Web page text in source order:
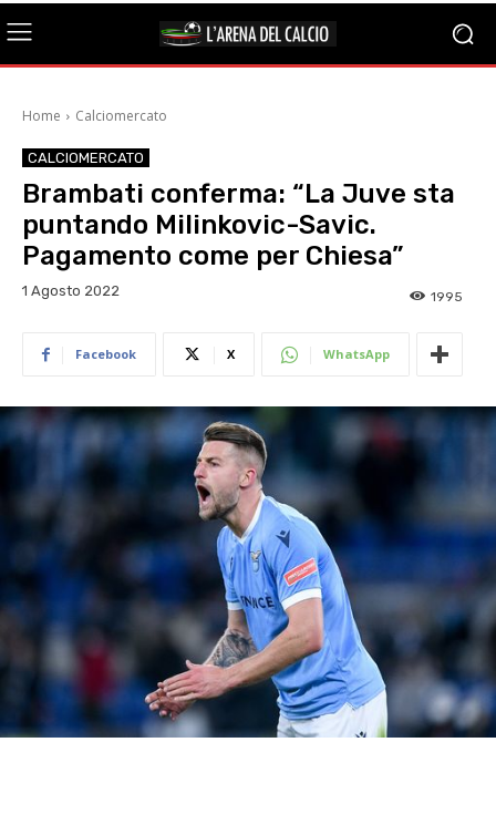
Home Calciomercato
CALCIOMERCATO
Brambati conferma: “La Juve sta
puntando Milinkovic-Savic.
Pagamento come per Chiesa”
1 Agosto 2022 1995
Facebook X WhatsApp